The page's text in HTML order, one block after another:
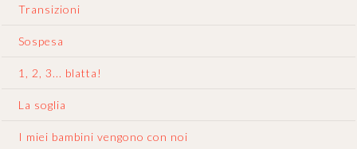
Transizioni
Sospesa
1, 2, 3... blatta!
La soglia
I miei bambini vengono con noi